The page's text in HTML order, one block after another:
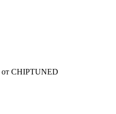
от CHIPTUNED